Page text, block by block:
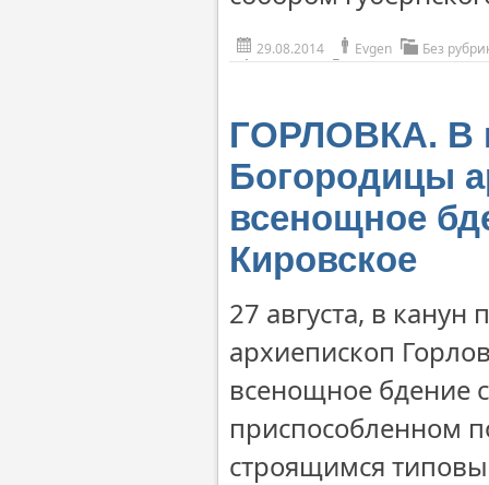
29.08.2014 Evgen Без
ГОРЛОВКА. В
Богородицы
всенощное
Кировское
27 августа, в
архиепископ
всенощное бдение
приспособленном
строящимся